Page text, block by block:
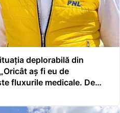
deplorabilă din
aș fi eu de
fluxurile medicale. De